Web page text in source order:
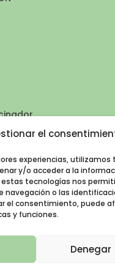
el
experiencias,
y/o acceder a la
tecnologías nos
o las
el consentimiento, puede
y funciones.
Denegar